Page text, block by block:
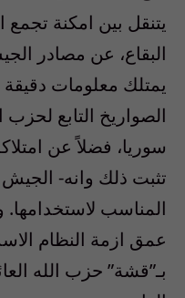
يتنقل بين امكنة تجمع
البقاع، عن مصادر
يمتلك معلومات
الصواريخ التابع
سوريا، فضلاً عن
تثبت ذلك وانه-
المناسب لاستخدامها.
عمق ازمة النظام
بـ”قشة” حزب الله